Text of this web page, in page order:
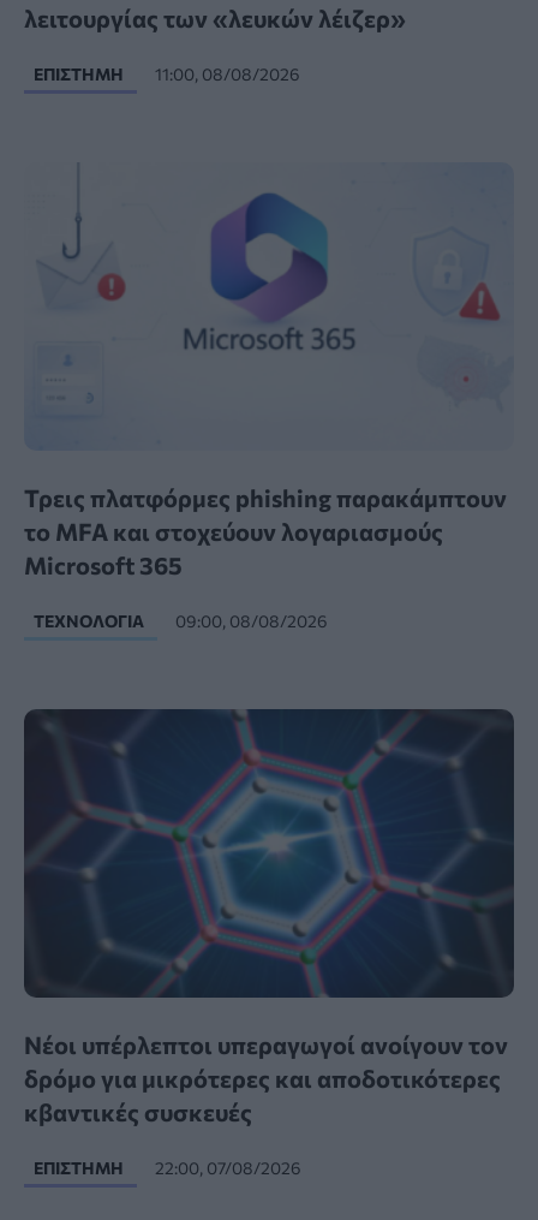
λειτουργίας των «λευκών λέιζερ»
ΕΠΙΣΤΉΜΗ 11:00, 08/08/2026
Τρεις πλατφόρμες phishing παρακάμπτουν
το MFA και στοχεύουν λογαριασμούς
Microsoft 365
ΤΕΧΝΟΛΟΓΊΑ 09:00, 08/08/2026
Νέοι υπέρλεπτοι υπεραγωγοί ανοίγουν τον
δρόμο για μικρότερες και αποδοτικότερες
κβαντικές συσκευές
ΕΠΙΣΤΉΜΗ 22:00, 07/08/2026